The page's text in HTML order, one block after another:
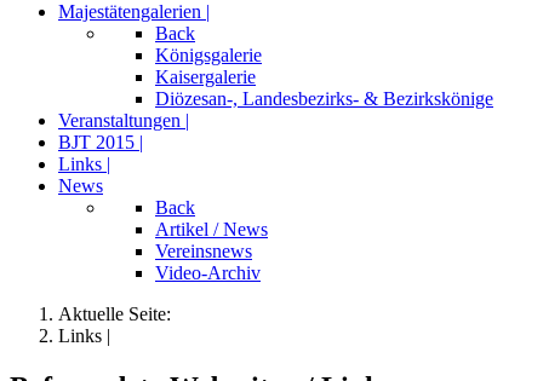
Majestätengalerien |
Back
Königsgalerie
Kaisergalerie
Diözesan-, Landesbezirks- & Bezirkskönige
Veranstaltungen |
BJT 2015 |
Links |
News
Back
Artikel / News
Vereinsnews
Video-Archiv
Aktuelle Seite:
Links |